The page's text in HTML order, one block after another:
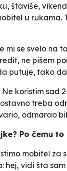
štaviše,
u rukama.
mi se svelo na
ne pišem
putuje, tako
koristim sad
treba
odmarao
Po čemu to
mobitel za
hej, vidi šta